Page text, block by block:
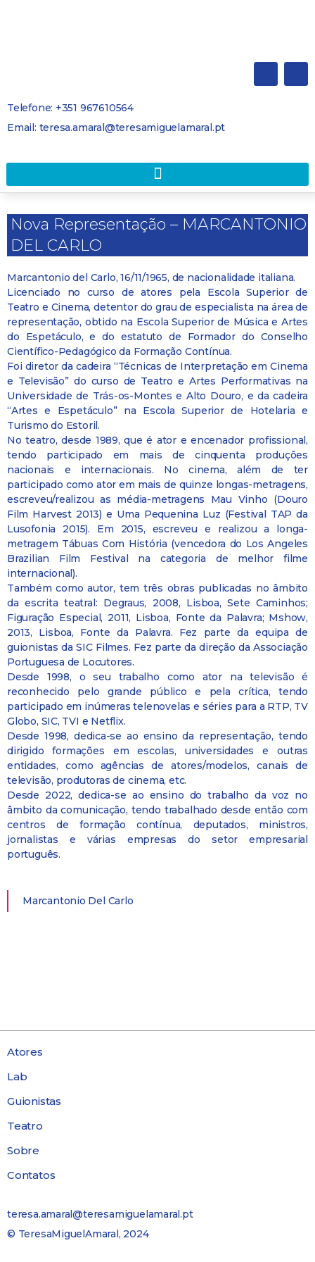
Telefone: +351 967610564
Email: teresa.amaral@teresamiguelamaral.pt
Nova Representação – MARCANTONIO
DEL CARLO
Marcantonio del Carlo, 16/11/1965, de nacionalidade italiana.
Licenciado no curso de atores pela Escola Superior de
Teatro e Cinema, detentor do grau de especialista na área de
representação, obtido na Escola Superior de Música e Artes
do Espetáculo, e do estatuto de Formador do Conselho
Científico-Pedagógico da Formação Contínua.
Foi diretor da cadeira “Técnicas de Interpretação em Cinema
e Televisão” do curso de Teatro e Artes Performativas na
Universidade de Trás-os-Montes e Alto Douro, e da cadeira
“Artes e Espetáculo” na Escola Superior de Hotelaria e
Turismo do Estoril.
No teatro, desde 1989, que é ator e encenador profissional,
tendo participado em mais de cinquenta produções
nacionais e internacionais. No cinema, além de ter
participado como ator em mais de quinze longas-metragens,
escreveu/realizou as média-metragens Mau Vinho (Douro
Film Harvest 2013) e Uma Pequenina Luz (Festival TAP da
Lusofonia 2015). Em 2015, escreveu e realizou a longa-
metragem Tábuas Com História (vencedora do Los Angeles
Brazilian Film Festival na categoria de melhor filme
internacional).
Também como autor, tem três obras publicadas no âmbito
da escrita teatral: Degraus, 2008, Lisboa, Sete Caminhos;
Figuração Especial, 2011, Lisboa, Fonte da Palavra; Mshow,
2013, Lisboa, Fonte da Palavra. Fez parte da equipa de
guionistas da SIC Filmes. Fez parte da direção da Associação
Portuguesa de Locutores.
Desde 1998, o seu trabalho como ator na televisão é
reconhecido pelo grande público e pela crítica, tendo
participado em inúmeras telenovelas e séries para a RTP, TV
Globo, SIC, TVI e Netflix.
Desde 1998, dedica-se ao ensino da representação, tendo
dirigido formações em escolas, universidades e outras
entidades, como agências de atores/modelos, canais de
televisão, produtoras de cinema, etc.
Desde 2022, dedica-se ao ensino do trabalho da voz no
âmbito da comunicação, tendo trabalhado desde então com
centros de formação contínua, deputados, ministros,
jornalistas e várias empresas do setor empresarial
português.
Marcantonio Del Carlo
Atores
Lab
Guionistas
Teatro
Sobre
Contatos
teresa.amaral@teresamiguelamaral.pt
© TeresaMiguelAmaral, 2024